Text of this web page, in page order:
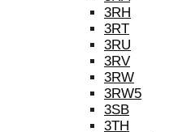
3RH
3RT
3RU
3RV
3RW
3RW5
3SB
3TH